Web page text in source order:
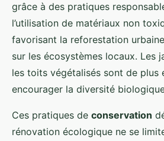
grâce à des pratiques
l’utilisation de matériaux non
favorisant la reforestation
sur les écosystèmes locaux. Les
les toits végétalisés sont de plus
encourager la diversité
Ces pratiques de conservation
rénovation écologique ne se